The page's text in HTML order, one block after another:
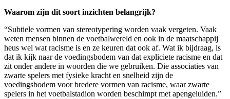
Waarom zijn dit soort inzichten belangrijk?
“Subtiele vormen van stereotypering worden vaak vergeten. Vaak
weten mensen binnen de voetbalwereld en ook in de maatschappij
heus wel wat racisme is en ze keuren dat ook af. Wat ik bijdraag, is
dat ik kijk naar de voedingsbodem van dat expliciete racisme en dat
zit onder andere in woorden die we gebruiken. Die associaties van
zwarte spelers met fysieke kracht en snelheid zijn de
voedingsbodem voor bredere vormen van racisme, waar zwarte
spelers in het voetbalstadion worden beschimpt met apengeluiden.”